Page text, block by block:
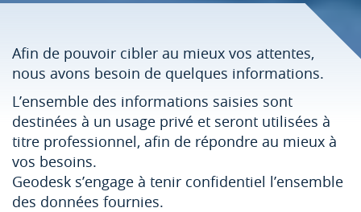
Afin de pouvoir cibler au mieux vos attentes,
nous avons besoin de quelques informations.
L’ensemble des informations saisies sont
destinées à un usage privé et seront utilisées à
titre professionnel, afin de répondre au mieux à
vos besoins.
Geodesk s’engage à tenir confidentiel l’ensemble
des données fournies.